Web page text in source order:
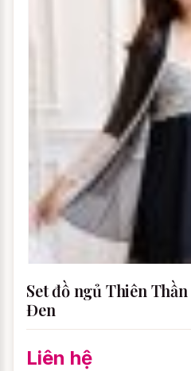
Set đồ ngủ Thiên
Đen
Liên hệ